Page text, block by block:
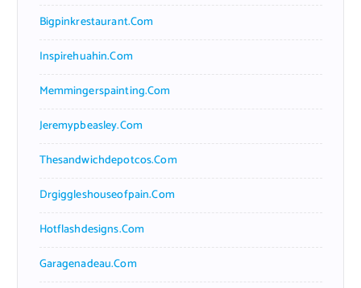
Bigpinkrestaurant.com
Inspirehuahin.com
Memmingerspainting.com
Jeremypbeasley.com
Thesandwichdepotcos.com
Drgiggleshouseofpain.com
Hotflashdesigns.com
Garagenadeau.com